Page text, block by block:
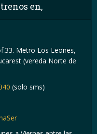
en,
Metro Los Leones,
(vereda Norte de
(solo sms)